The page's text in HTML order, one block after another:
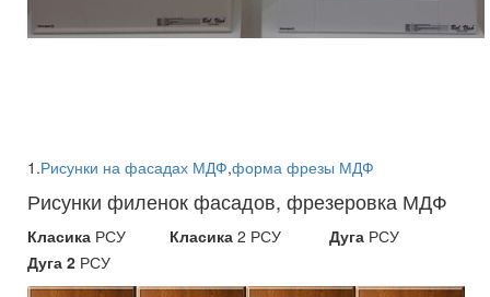
1.Рисунки на фасадах МДФ,форма фрезы МДФ
Рисунки филенок фасадов, фрезеровка МДФ
Класика РСУ Класика 2 РСУ Дуга РСУ
Дуга 2 РСУ